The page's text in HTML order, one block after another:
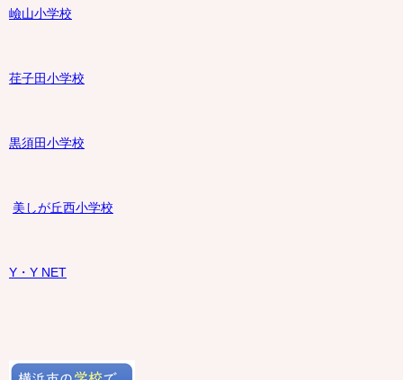
嶮山小学校
荏子田小学校
黒須田小学校
美しが丘西小学校
Y・Y NET